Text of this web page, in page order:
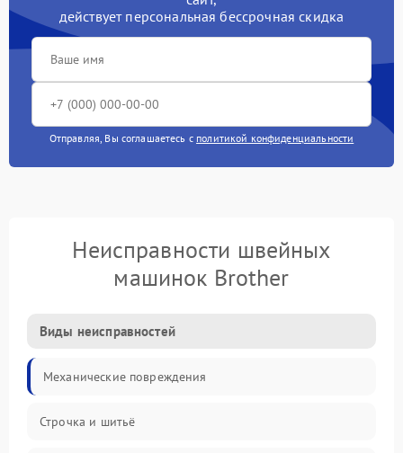
действует персональная бессрочная скидка
Отправляя, Вы соглашаетесь с политикой конфиденциальности
Неисправности швейных
машинок Brother
Виды неисправностей
Механические повреждения
Строчка и шитьё